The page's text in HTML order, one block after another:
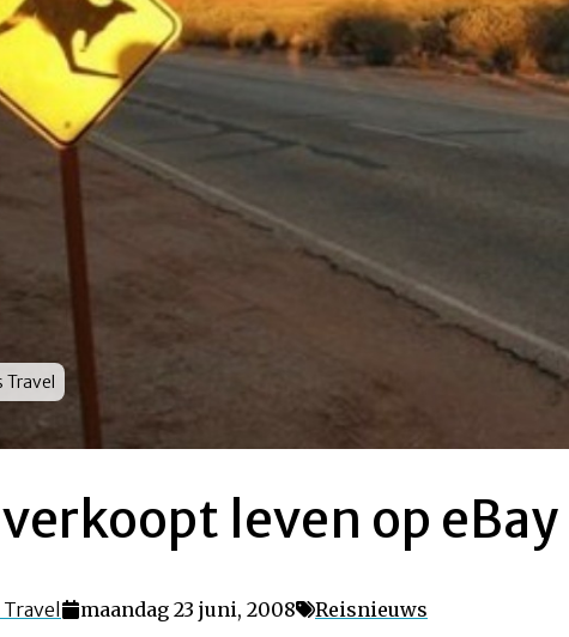
Travel
leven op eBay
maandag 23 juni, 2008 Reisnieuws